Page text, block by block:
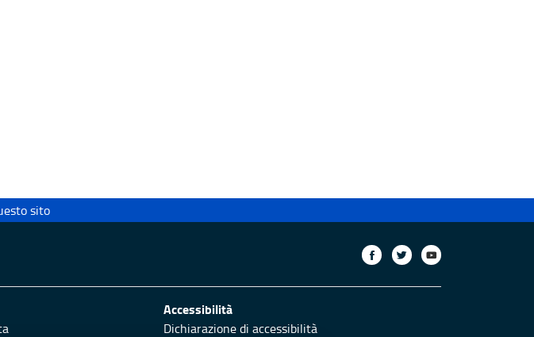
sito
Accessibilità
Dichiarazione di accessibilità